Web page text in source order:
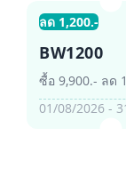
ลด 1,200.-
BW1200
ซื้อ 9,900.- ลด
01/08/2026 -